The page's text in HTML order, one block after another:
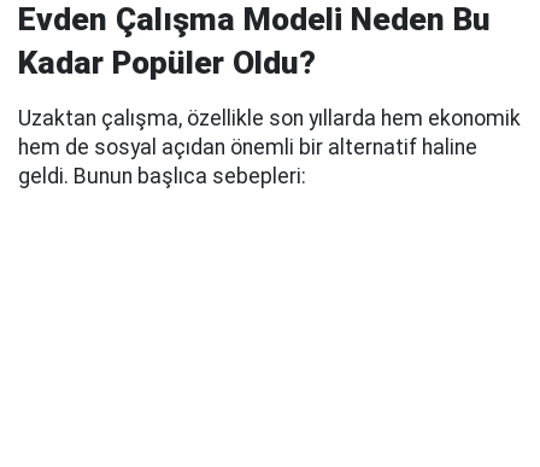
Evden Çalışma Modeli Neden Bu
Kadar Popüler Oldu?
Uzaktan çalışma, özellikle son yıllarda hem ekonomik
hem de sosyal açıdan önemli bir alternatif haline
geldi. Bunun başlıca sebepleri: